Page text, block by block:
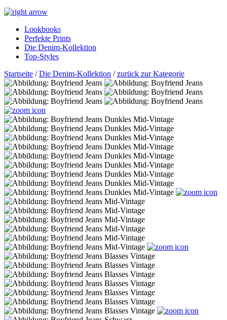
Lookbooks
Perfekte Prints
Die Denim-Kollektion
Top-Styles
Startseite /Die Denim-Kollektion /zurück zur Kategorie